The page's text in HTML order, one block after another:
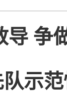
导 争
示